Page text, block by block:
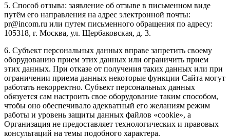
5. Способ отзыва: заявление об отзыве в письменном виде
путём его направления на адрес электронной почты:
pr@incom.ru или путем письменного обращения по адресу:
105318, г. Москва, ул. Щербаковская, д. 3.
6. Субъект персональных данных вправе запретить своему
оборудованию прием этих данных или ограничить прием
этих данных. При отказе от получения таких данных или при
ограничении приема данных некоторые функции Сайта могут
работать некорректно. Субъект персональных данных
обязуется сам настроить свое оборудование таким способом,
чтобы оно обеспечивало адекватный его желаниям режим
работы и уровень защиты данных файлов «cookie», а
Организация не предоставляет технологических и правовых
консультаций на темы подобного характера.